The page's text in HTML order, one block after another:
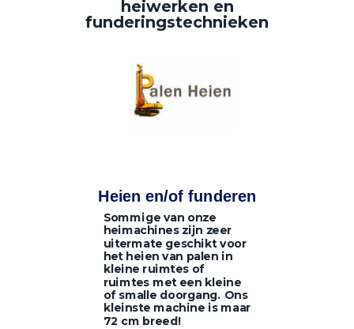
heiwerken en
funderingstechnieken
Heien en/of funderen
Sommige van onze
heimachines zijn zeer
uitermate geschikt voor
het heien van palen in
kleine ruimtes of
ruimtes met een kleine
of smalle doorgang. Ons
kleinste machine is maar
72 cm breed!